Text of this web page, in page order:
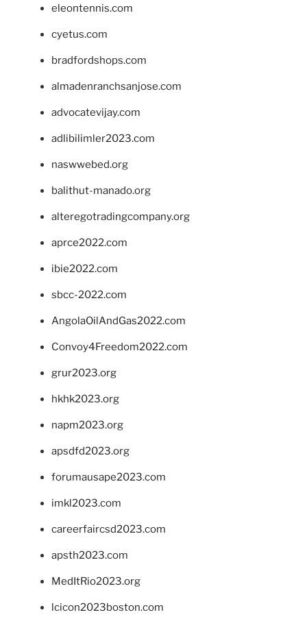
eleontennis.com
cyetus.com
bradfordshops.com
almadenranchsanjose.com
advocatevijay.com
adlibilimler2023.com
naswwebed.org
balithut-manado.org
alteregotradingcompany.org
aprce2022.com
ibie2022.com
sbcc-2022.com
AngolaOilAndGas2022.com
Convoy4Freedom2022.com
grur2023.org
hkhk2023.org
napm2023.org
apsdfd2023.org
forumausape2023.com
imkl2023.com
careerfaircsd2023.com
apsth2023.com
MedItRio2023.org
lcicon2023boston.com